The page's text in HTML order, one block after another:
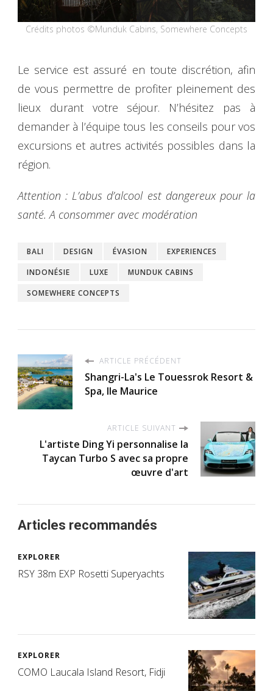
Crédits photos ©Munduk Cabins, Somewhere Concepts
Le service est assuré en toute discrétion, afin
de vous permettre de profiter pleinement des
lieux durant votre séjour. N’hésitez pas à
demander à l’équipe tous les conseils pour vos
excursions et autres activités possibles dans la
région.
Attention : L’abus d’alcool est dangereux pour la
santé. A consommer avec modération
BALI DESIGN ÉVASION
EXPERIENCES
INDONÉSIE
LUXE
MUNDUK CABINS
SOMEWHERE CONCEPTS
ARTICLE PRÉCÉDENT
Shangri-La's Le Touessrok Resort &
Spa, Ile Maurice
ARTICLE SUIVANT
L'artiste Ding Yi personnalise la
Taycan Turbo S avec sa propre
œuvre d'art
Articles recommandés
EXPLORER
RSY 38m EXP Rosetti Superyachts
EXPLORER
COMO Laucala Island Resort, Fidji